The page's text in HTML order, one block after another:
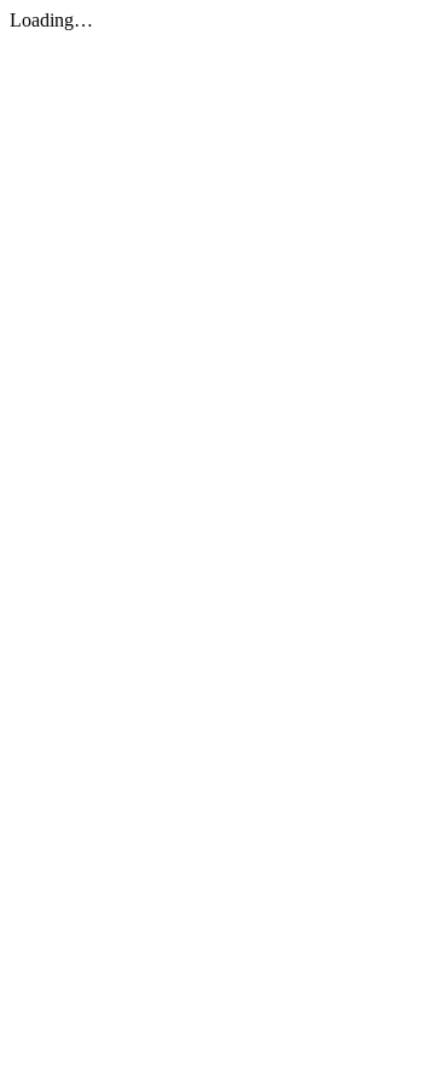
Loading…